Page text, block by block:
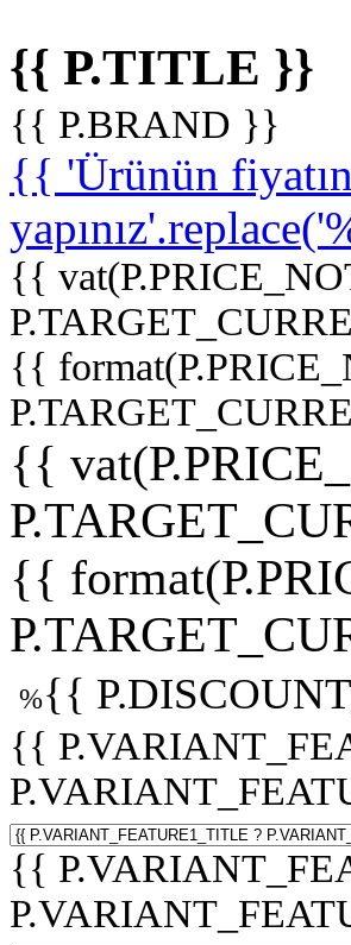
{{ P.TITLE }}
{{ P.BRAND }}
{{ 'Ürünün
{{
{{
{{
{{
%{{
{{
{{